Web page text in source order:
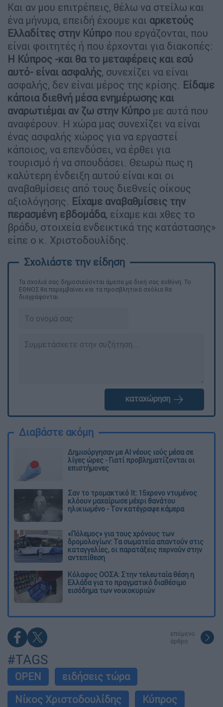
Και αν μου επιτρέπεις, θέλω να στείλω και
ένα μήνυμα, επειδή έχουμε και αρκετούς
Ελλαδίτες στην Κύπρο που εργάζονται, που
είναι φοιτητές ή που έρχονται για διακοπές:
Η Κύπρος -και θα το μεταφέρεις και εσύ
αυτό- είναι ασφαλής, συνεχίζει να είναι
ασφαλής, δεν είναι μέρος της κρίσης. Είδαμε
κάποια διεθνή μέσα ενημέρωσης και
αναρωτιέμαι αν ζω στην Κύπρο με αυτά που
αναφέρουν. Η χώρα μας συνεχίζει να είναι
ένας ασφαλής χώρος για να εργαστεί
κάποιος, να επενδύσει, να έρθει για
τουρισμό ή να σπουδάσει. Θεωρώ πως η
καλύτερη ένδειξη αυτού είναι και οι
αναβαθμίσεις από τους διεθνείς οίκους
αξιολόγησης. Είχαμε αναβαθμίσεις την
περασμένη εβδομάδα, είχαμε και χθες το
βράδυ, στοιχεία ενδεικτικά της κατάστασης»
είπε ο κ. Χριστοδουλίδης.
Τα σχολιά σας δημοσιεύονται άμεσα με δική σας ευθύνη. Το
ΕΘΝΟΣ θα παρεμβαίνει και τα προσβλητικά σχόλια θα
διαγράφονται
καταχώρηση
Διαβάστε ακόμη
Δημιούργησαν με AI νέους ιούς μέσα σε
λίγες ώρες - Γιατί προβληματίζονται οι
επιστήμονες
Σαν το τρομακτικό It: 15χρονο ντυμένος
κλόουν μαχαίρωσε μέχρι θανάτου
ηλικιωμένο - Τον κατέγραψε κάμερα
«Πόλεμος» για τους χρόνους των
δρομολογίων: Τα σωματεία απαντούν στις
καταγγελίες, οι παρατάξεις περνούν στην
αντεπίθεση
Κόλαφος ΟΟΣΑ: Στην τελευταία θέση η
Ελλάδα για το πραγματικό διαθέσιμο
εισόδημα των νοικοκυριών
επόμενο
άρθρο
#TAGS
OPEN
ειδήσεις τώρα
Νίκος Χριστοδουλίδης
Κύπρος